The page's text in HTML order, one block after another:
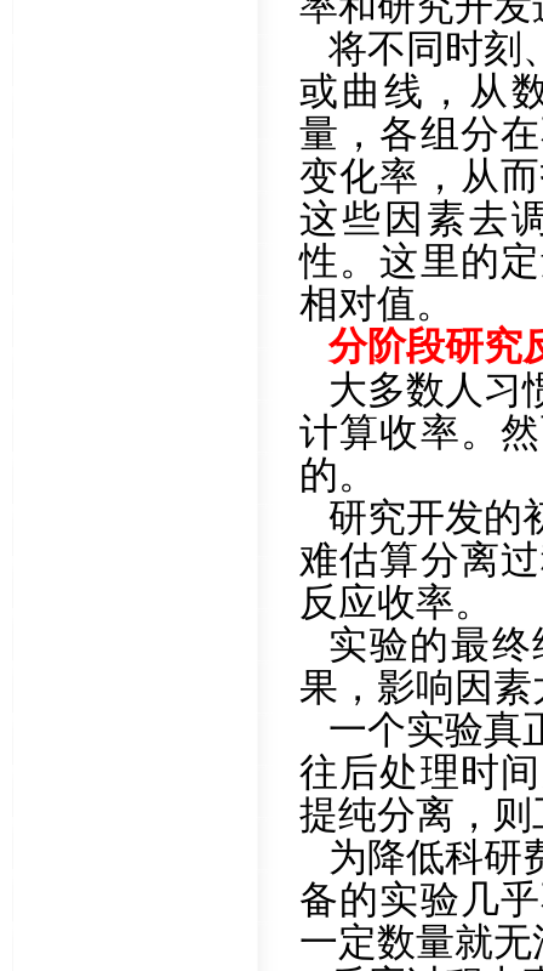
将不同时刻
或曲线，从
量，各组分
变化率，从
这些因素去
性。这里的
相对值。
分阶段研究
大多数人习
计算收率。
的。
研究开发的
难估算分离
反应收率。
实验的最
果，影响因
一个实验真
往后处理时
提纯分离，
为降低科研
备的实验几
一定数量就